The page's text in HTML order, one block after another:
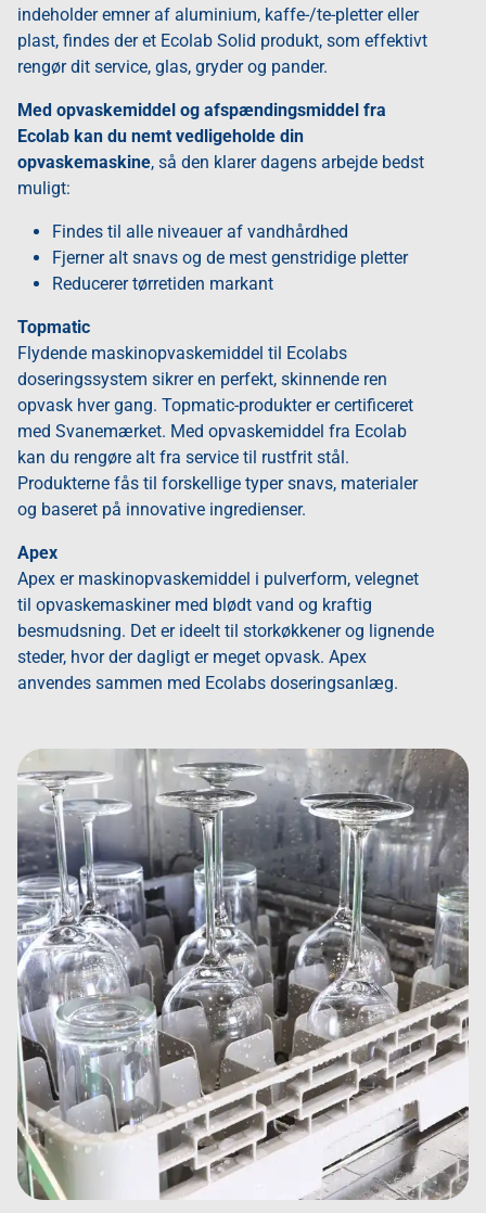
indeholder emner af aluminium, kaffe-/te-pletter eller
plast, findes der et Ecolab Solid produkt, som effektivt
rengør dit service, glas, gryder og pander.
Med opvaskemiddel og afspændingsmiddel fra
Ecolab kan du nemt vedligeholde din
opvaskemaskine, så den klarer dagens arbejde bedst
muligt:
Findes til alle niveauer af vandhårdhed
Fjerner alt snavs og de mest genstridige pletter
Reducerer tørretiden markant
Topmatic
Flydende maskinopvaskemiddel til Ecolabs
doseringssystem sikrer en perfekt, skinnende ren
opvask hver gang. Topmatic-produkter er certificeret
med Svanemærket. Med opvaskemiddel fra Ecolab
kan du rengøre alt fra service til rustfrit stål.
Produkterne fås til forskellige typer snavs, materialer
og baseret på innovative ingredienser.
Apex
Apex er maskinopvaskemiddel i pulverform, velegnet
til opvaskemaskiner med blødt vand og kraftig
besmudsning. Det er ideelt til storkøkkener og lignende
steder, hvor der dagligt er meget opvask. Apex
anvendes sammen med Ecolabs doseringsanlæg.